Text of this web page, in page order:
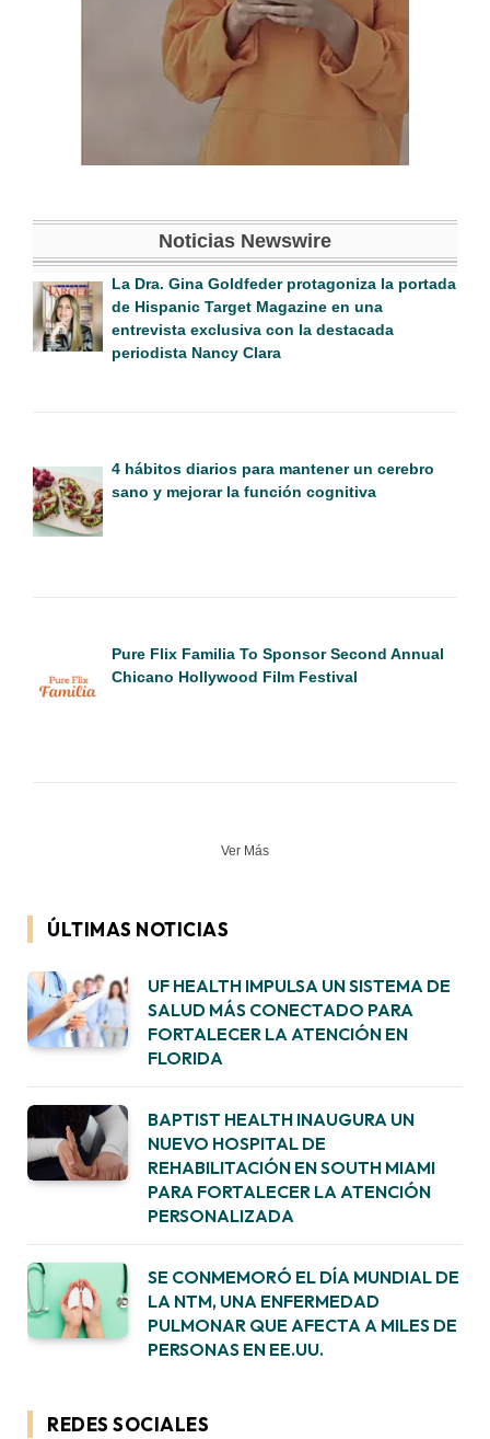
Noticias Newswire
La Dra. Gina Goldfeder protagoniza la portada
de Hispanic Target Magazine en una
entrevista exclusiva con la destacada
periodista Nancy Clara
4 hábitos diarios para mantener un cerebro
sano y mejorar la función cognitiva
Pure Flix Familia To Sponsor Second Annual
Chicano Hollywood Film Festival
Ver Más
ÚLTIMAS NOTICIAS
UF HEALTH IMPULSA UN SISTEMA DE
SALUD MÁS CONECTADO PARA
FORTALECER LA ATENCIÓN EN
FLORIDA
BAPTIST HEALTH INAUGURA UN
NUEVO HOSPITAL DE
REHABILITACIÓN EN SOUTH MIAMI
PARA FORTALECER LA ATENCIÓN
PERSONALIZADA
SE CONMEMORÓ EL DÍA MUNDIAL DE
LA NTM, UNA ENFERMEDAD
PULMONAR QUE AFECTA A MILES DE
PERSONAS EN EE.UU.
REDES SOCIALES